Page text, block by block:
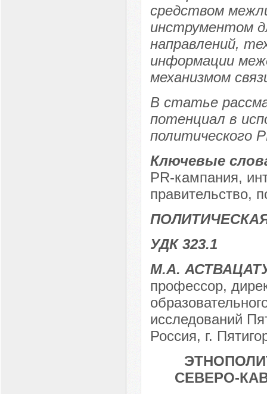
средством
инструментом
направлений,
информации
механизмом
В статье
потенциал в
политического
Ключевые
PR-кампания,
правительство,
УДК 323.1
М.А.
профессор,
исследований
Россия, г.
СЕВЕРО-